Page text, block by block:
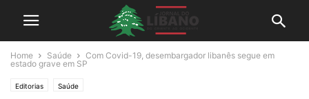
Home Saúde
Com Covid-19, desembargador libanês segue em
estado grave em SP
Editorias Saúde